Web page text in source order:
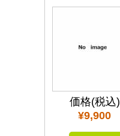
価格(税込)
¥9,900